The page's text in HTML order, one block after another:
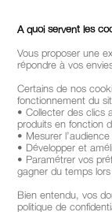
A quoi servent les
Vous proposer une
répondre à vos
Certains de nos
fonctionnement du
• Collecter des clics
produits en fonction
• Mesurer
• Développer et
• Paramétrer vos
gagner du temps
Bien entendu, vos
politique de